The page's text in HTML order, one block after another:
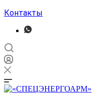
Контакты